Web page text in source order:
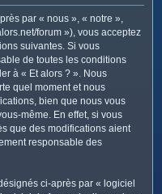
par « nous », « notre »,
forum »), vous acceptez
suivantes. Si vous
de toutes les conditions
à « Et alors ? ». Nous
quel moment et nous
bien que nous vous
même. En effet, si vous
que des modifications aient
responsable des
ci-après par « logiciel